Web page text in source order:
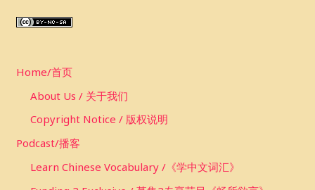
r
h
Home/首页
About Us / 关于我们
Copyright Notice / 版权说明
Podcast/播客
Learn Chinese Vocabulary /《学中文词汇》